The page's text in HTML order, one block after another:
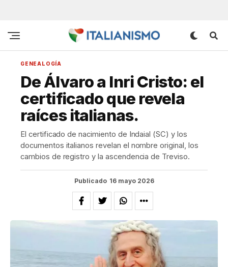
GENEALOGÍA
De Álvaro a Inri Cristo: el
certificado que revela
raíces italianas.
El certificado de nacimiento de Indaial (SC) y los
documentos italianos revelan el nombre original, los
cambios de registro y la ascendencia de Treviso.
Publicado 16 mayo 2026